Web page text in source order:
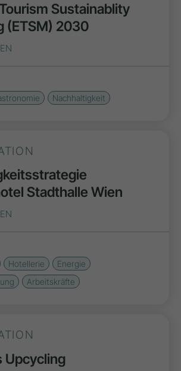
Sustainablity
(ETSM) 2030
Nachhaltigkeit
Stadthalle Wien
Hotellerie
Energie
Arbeitskräfte
Upcycling